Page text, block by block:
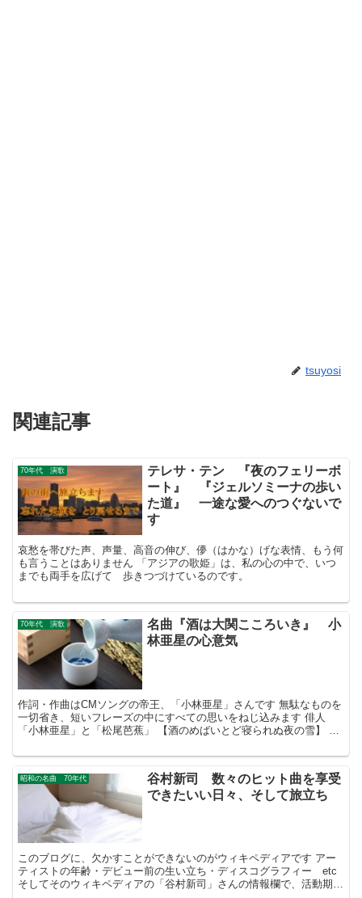
tsuyosi
関連記事
70年代 演歌
テレサ・テン 『夜のフェリーボ
ート』 『ジェルソミーナの歩い
た道』 一途な愛へのつぐないで
す
哀愁を帯びた声、声量、高音の伸び、儚（はかな）げな表情、もう何
も言うことはありません 「アジアの歌姫」は、私の心の中で、いつ
までも両手を広げて 歩きつづけているのです。
70年代 演歌
名曲『酒は大関こころいき』 小
林亜星の心意気
作詞・作曲はCMソングの帝王、「小林亜星」さんです 無駄なものを
一切省き、短いフレーズの中にすべての思いをねじ込みます 俳人
「小林亜星」と「松尾芭蕉」 【酒のめばいとど寝られぬ夜の雪】 普
昭和の名曲 70年代
谷村新司 数々のヒット曲を享受
できたいい日々、そして旅立ち
このブログに、欠かすことができないのがウィキペディアです アー
ティストの年齢・デビュー前の生い立ち・ディスコグラフィー etc
そしてそのウィキペディアの「谷村新司」さんの情報欄で、活動期間